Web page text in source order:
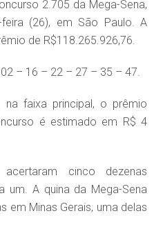
2.705 da Mega-Sena,
(26), em São Paulo. A
de R$118.265.926,76.
– 16 – 22 – 27 – 35 – 47.
faixa principal, o prêmio
é estimado em R$ 4
cinco dezenas
um. A quina da Mega-Sena
em Minas Gerais, uma delas